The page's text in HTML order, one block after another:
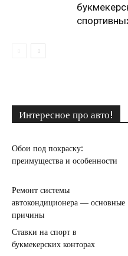
Интересное про авто!
Обои под покраску:
преимущества и особенности
Ремонт системы
автокондиционера — основные
причины
Ставки на спорт в
букмекерских конторах